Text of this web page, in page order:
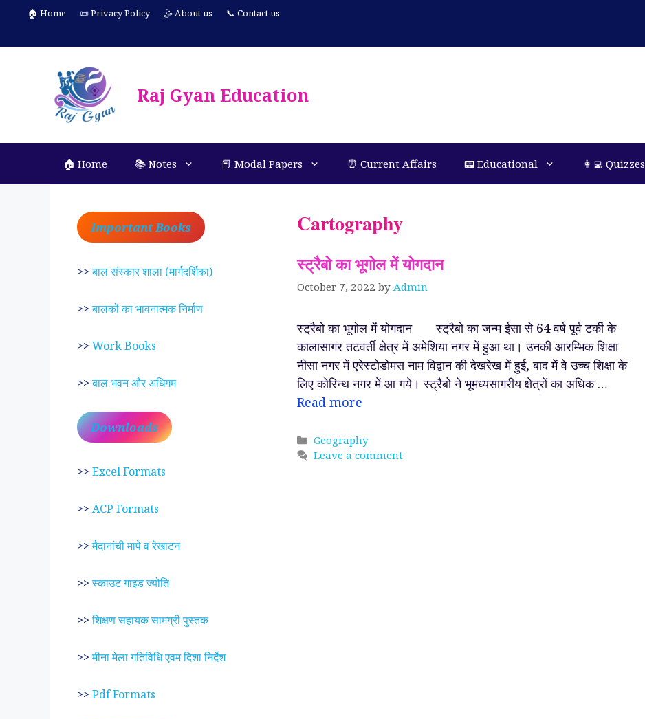
content
🏠 Home 📜 Privacy Policy 🤹 About us 📞 Contact us
Raj Gyan Education
🏠 Home 📚 Notes 📕 Modal Papers ⏰ Current Affairs 📟 Educational 👩‍💻 Quizzes
Cartography
स्ट्रैबो का भूगोल में योगदान
October 7, 2022 by Admin
स्ट्रैबो का भूगोल में योगदान स्ट्रैबो का जन्म ईसा से 64 वर्ष पूर्व टर्की के
कालासागर तटवर्ती क्षेत्र में अमेशिया नगर में हुआ था। उनकी आरम्भिक शिक्षा
नीसा नगर में एरेस्टोडोमस नाम विद्वान की देखरेख में हुई, बाद में वे उच्च शिक्षा के
लिए कोरिन्थ नगर में आ गये। स्ट्रैबो ने भूमध्यसागरीय क्षेत्रों का अधिक …
Read more
Categories
Geography
Leave a comment
Important Books
>>बाल संस्कार शाला (मार्गदर्शिका)
>>बालकों का भावनात्मक निर्माण
>> Work Books
>>बाल भवन और अधिगम
Downloads
>> Excel Formats
>> ACP Formats
>>मैदानांची मापे व रेखाटन
>>स्काउट गाइड ज्योति
>>शिक्षण सहायक सामग्री पुस्तक
>>मीना मेला गतिविधि एवम दिशा निर्देश
>> Pdf Formats